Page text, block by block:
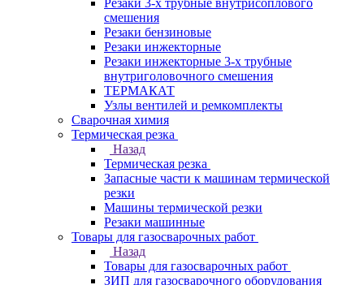
Резаки 3-х трубные внутрисоплового
смешения
Резаки бензиновые
Резаки инжекторные
Резаки инжекторные 3-х трубные
внутриголовочного смешения
ТЕРМАКАТ
Узлы вентилей и ремкомплекты
Сварочная химия
Термическая резка
Назад
Термическая резка
Запасные части к машинам термической
резки
Машины термической резки
Резаки машинные
Товары для газосварочных работ
Назад
Товары для газосварочных работ
ЗИП для газосварочного оборудования